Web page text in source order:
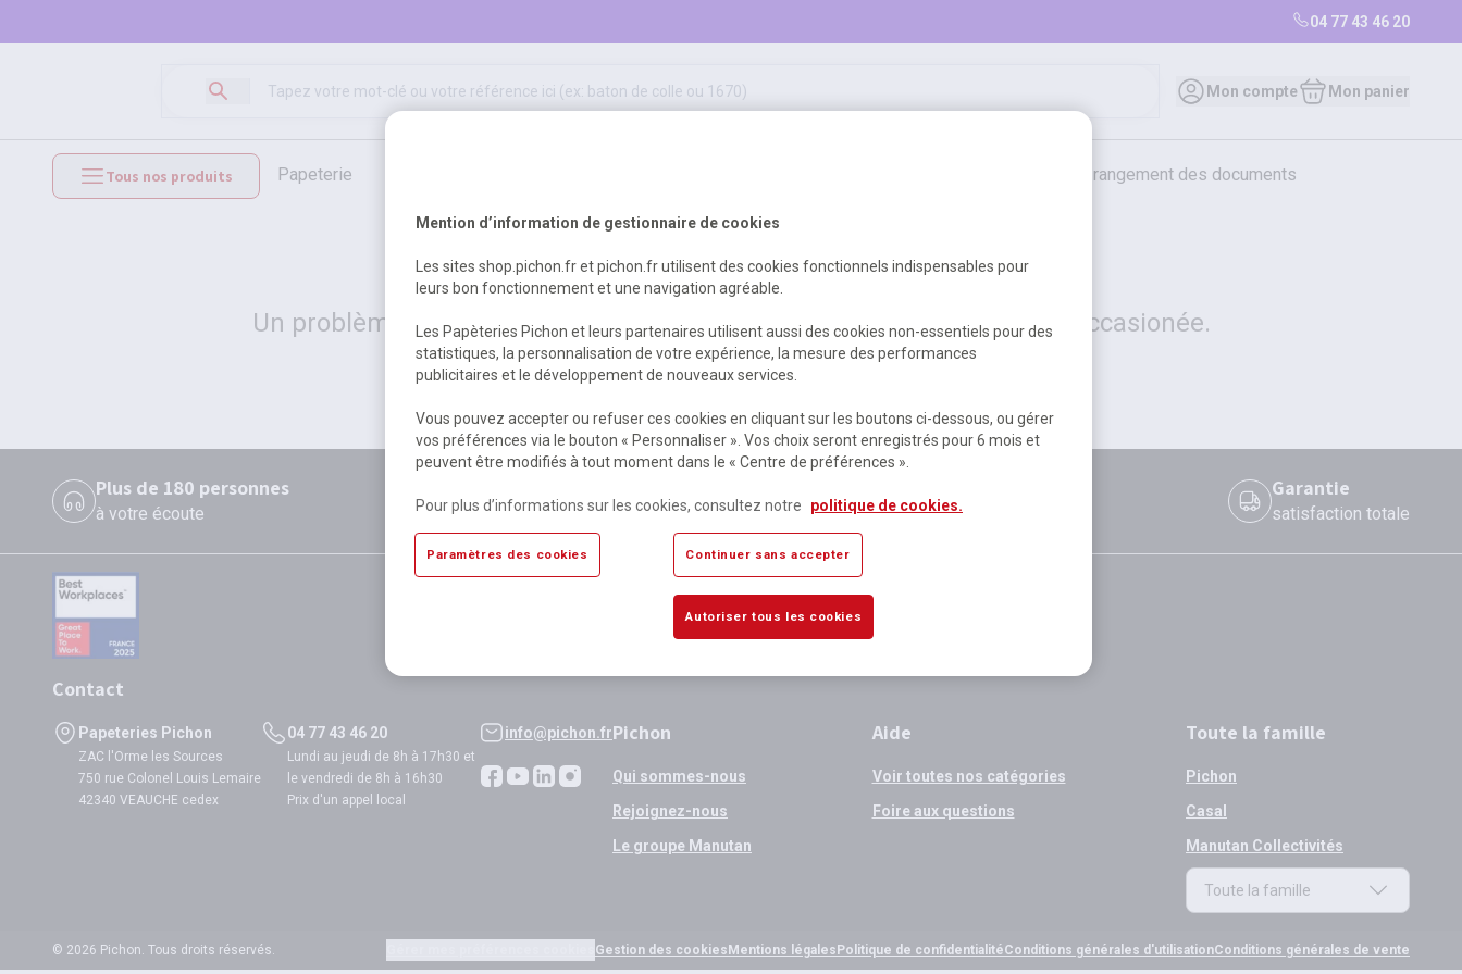
04 77 43 46 20
Mon compte Mon panier
Tous nos produits papeterie bureautique et rangement des documents
mobilier et équipements hygiène, sécurité, 1er secours outils, travaux & entretien
500
Erreur Serveur...
Un problème serveur est survenu. Veuillez nous excuser pour la gêne occasionée.
Retour Retour à l'accueil
Plus de 180 personnes
à votre écoute disponibles si validation avant 12h
Garantie
satisfaction totale
Contact
Papeteries Pichon
ZAC l'Orme les Sources
750 rue Colonel Louis Lemaire
42340 VEAUCHE cedex
04 77 43 46 20
Lundi au jeudi de 8h à 17h30 et
le vendredi de 8h à 16h30
Prix d'un appel local
info@pichon.frPichon
Qui sommes-nous
Rejoignez-nous
Le groupe Manutan
Aide
Voir toutes nos catégories
Foire aux questions
Toute la famille
Pichon
Casal
Manutan Collectivités
Toute la famille
© 2026 Pichon. Tous droits réservés. Gestion des cookies Mentions légales Politique de confidentialitéConditions générales d'utilisationConditions générales de vente
Mention d’information de gestionnaire de cookies
Les sites shop.pichon.fr et pichon.fr utilisent des cookies fonctionnels indispensables pour
leurs bon fonctionnement et une navigation agréable.
Les Papèteries Pichon et leurs partenaires utilisent aussi des cookies non-essentiels pour des
statistiques, la personnalisation de votre expérience, la mesure des performances
publicitaires et le développement de nouveaux services.
Vous pouvez accepter ou refuser ces cookies en cliquant sur les boutons ci-dessous, ou gérer
vos préférences via le bouton « Personnaliser ». Vos choix seront enregistrés pour 6 mois et
peuvent être modifiés à tout moment dans le « Centre de préférences ».
Pour plus d’informations sur les cookies, consultez notre politique de cookies.
Paramètres des cookies Continuer sans accepter
Autoriser tous les cookies